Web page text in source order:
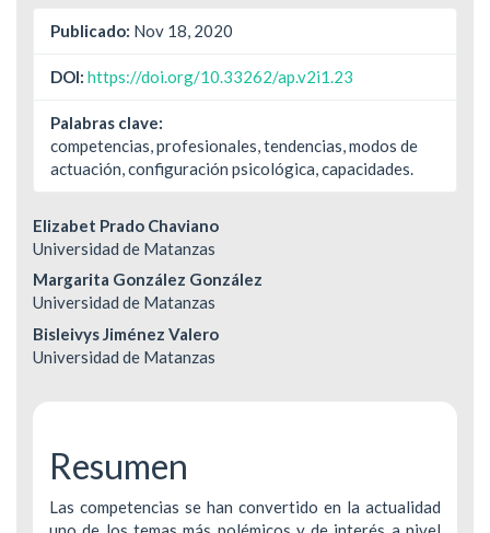
Publicado: Nov 18, 2020
DOI: https://doi.org/10.33262/ap.v2i1.23
Palabras clave:
competencias, profesionales, tendencias, modos de
actuación, configuración psicológica, capacidades.
Contenido
principal
del
artículo
Elizabet Prado Chaviano
Universidad de Matanzas
Margarita González González
Universidad de Matanzas
Bisleivys Jiménez Valero
Universidad de Matanzas
Resumen
Las competencias se han convertido en la actualidad